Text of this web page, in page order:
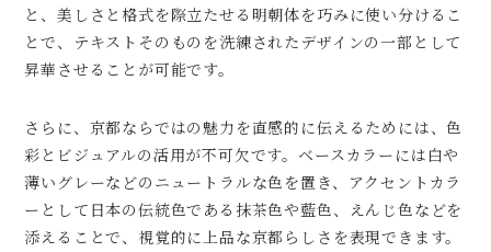
と、美しさと格式を際立たせる明朝体を巧みに使い分けるこ
とで、テキストそのものを洗練されたデザインの一部として
昇華させることが可能です。
さらに、京都ならではの魅力を直感的に伝えるためには、色
彩とビジュアルの活用が不可欠です。ベースカラーには白や
薄いグレーなどのニュートラルな色を置き、アクセントカラ
ーとして日本の伝統色である抹茶色や藍色、えんじ色などを
添えることで、視覚的に上品な京都らしさを表現できます。